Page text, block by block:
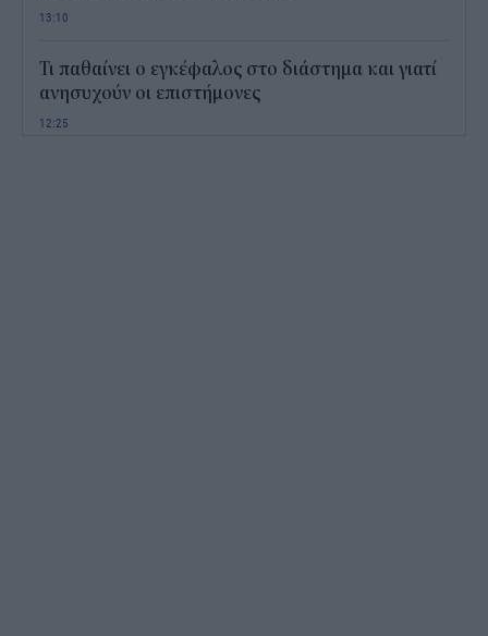
13:10
Τι παθαίνει ο εγκέφαλος στο διάστημα και γιατί
ανησυχούν οι επιστήμονες
12:25